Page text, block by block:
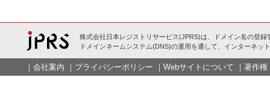
株式会社日本レジストリサービス(JPRS)は、ドメイン名の登録
ドメインネームシステム(DNS)の運用を通して、インターネッ
｜ 会社案内 ｜ プライバシーポリシー ｜ Webサイトについて ｜ 著作権